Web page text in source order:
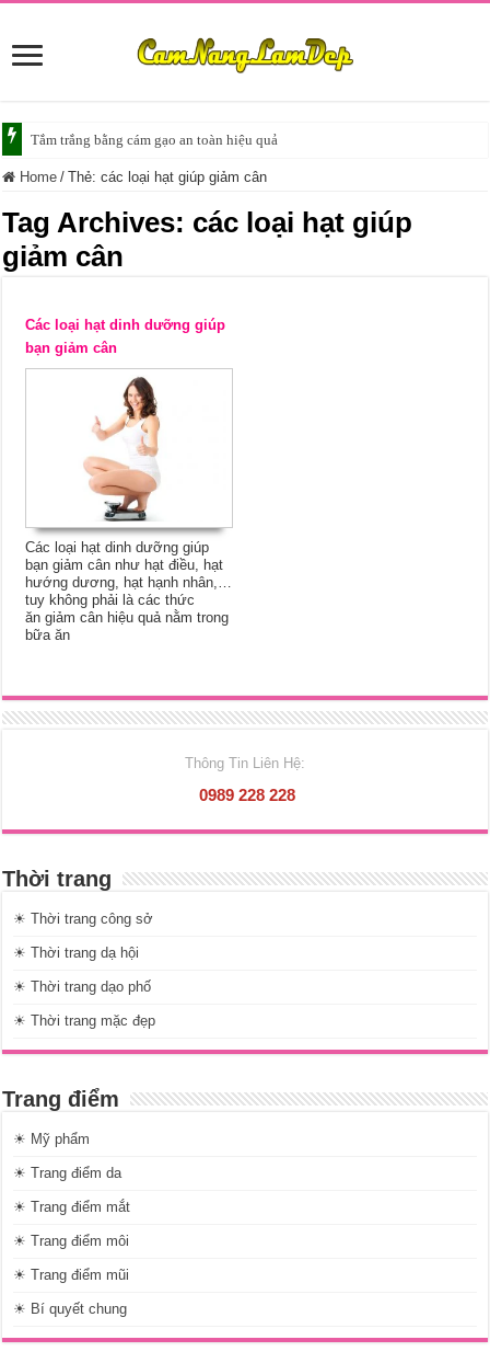
Tắm trắng bằng cám gạo an toàn hiệu quả
Home / Thẻ:các loại hạt giúp giảm cân
Tag Archives: các loại hạt giúp
giảm cân
Các loại hạt dinh dưỡng giúp
bạn giảm cân
Các loại hạt dinh dưỡng giúp
bạn giảm cân như hạt điều, hạt
hướng dương, hạt hạnh nhân,…
tuy không phải là các thức
ăn giảm cân hiệu quả nằm trong
bữa ăn
Thông Tin Liên Hệ:
0989 228 228
Thời trang
☀ Thời trang công sở
☀ Thời trang dạ hội
☀ Thời trang dạo phố
☀ Thời trang mặc đẹp
Trang điểm
☀ Mỹ phẩm
☀ Trang điểm da
☀ Trang điểm mắt
☀ Trang điểm môi
☀ Trang điểm mũi
☀ Bí quyết chung